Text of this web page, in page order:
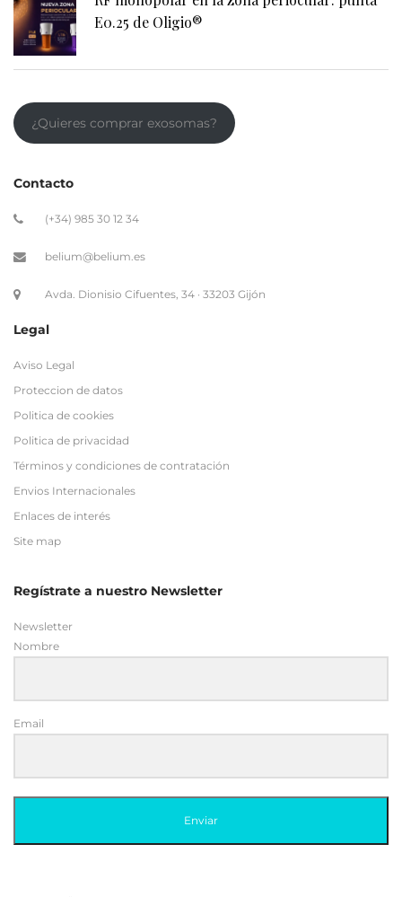
E0.25 de Oligio®
¿Quieres comprar exosomas?
Contacto
(+34) 985 30 12 34
belium@belium.es
Avda. Dionisio Cifuentes, 34 · 33203 Gijón
Legal
Aviso Legal
Proteccion de datos
Politica de cookies
Politica de privacidad
Términos y condiciones de contratación
Envios Internacionales
Enlaces de interés
Site map
Regístrate a nuestro Newsletter
Newsletter
Nombre
Email
Enviar